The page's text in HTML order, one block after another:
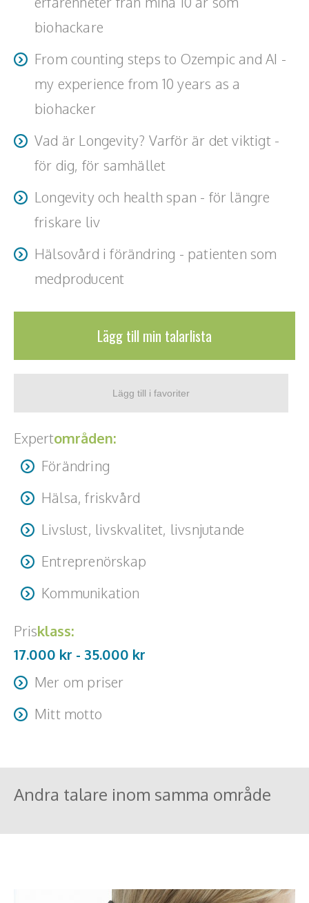
biohackare
From counting steps to Ozempic and AI -
my experience from 10 years as a
biohacker
Vad är Longevity? Varför är det viktigt -
för dig, för samhället
Longevity och health span - för längre
friskare liv
Hälsovård i förändring - patienten som
medproducent
Lägg till min talarlista
Expertområden:
Förändring
Hälsa, friskvård
Livslust, livskvalitet, livsnjutande
Entreprenörskap
Kommunikation
Prisklass:
17.000 kr - 35.000 kr
Mer om priser
Priser är exklusive moms, resa och uppehälle
Överenskomna utlägg tillkommer
Mitt motto
Andra talare inom samma område